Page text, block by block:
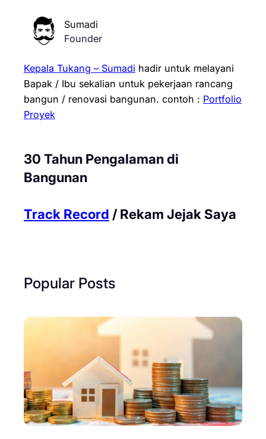
Sumadi
Founder
Kepala Tukang – Sumadi hadir untuk melayani
Bapak / Ibu sekalian untuk pekerjaan rancang
bangun / renovasi bangunan. contoh : Portfolio
Proyek
30 Tahun Pengalaman di
Bangunan
Track Record / Rekam Jejak Saya
Popular Posts